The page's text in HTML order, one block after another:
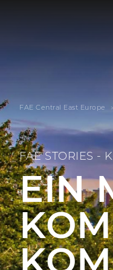
FAE Central East Europe
FAE STORIES -
EIN